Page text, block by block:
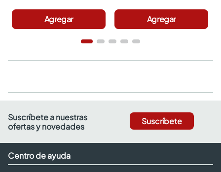
Agregar Agregar
Suscríbete a nuestras
ofertas y novedades
Suscríbete
Centro de ayuda